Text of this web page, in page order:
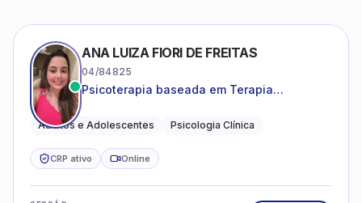
ANA LUIZA FIORI DE FREITAS
04/84825
Psicoterapia baseada em Terapia
Adultos e Adolescentes Psicologia Clínica
CRP ativo Online